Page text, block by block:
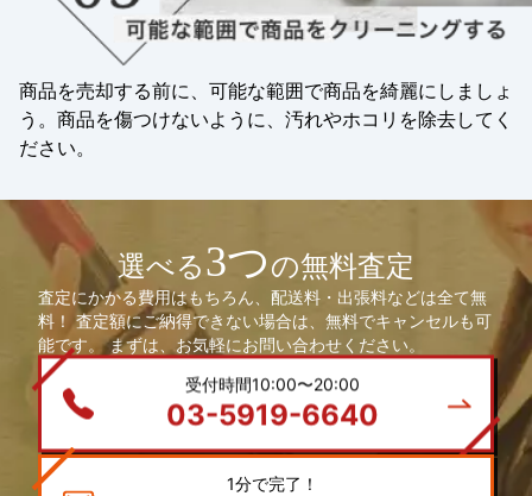
商品を売却する前に、可能な範囲で商品を綺麗にしましょ
う。商品を傷つけないように、汚れやホコリを除去してく
ださい。
選べる3つの無料査定
査定にかかる費用はもちろん、配送料・出張料などは全て無
料！ 査定額にご納得できない場合は、無料でキャンセルも可
能です。 まずは、お気軽にお問い合わせください。
受付時間10:00〜20:00
03-5919-6640
1分で完了！